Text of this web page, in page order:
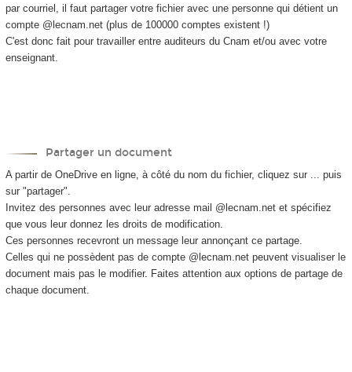
par courriel, il faut partager votre fichier avec une personne qui détient un
compte @lecnam.net (plus de 100000 comptes existent !)
C'est donc fait pour travailler entre auditeurs du Cnam et/ou avec votre
enseignant.
Partager un document
A partir de OneDrive en ligne, à côté du nom du fichier, cliquez sur ... puis
sur "partager".
Invitez des personnes avec leur adresse mail @lecnam.net et spécifiez
que vous leur donnez les droits de modification.
Ces personnes recevront un message leur annonçant ce partage.
Celles qui ne possèdent pas de compte @lecnam.net peuvent visualiser le
document mais pas le modifier. Faites attention aux options de partage de
chaque document.